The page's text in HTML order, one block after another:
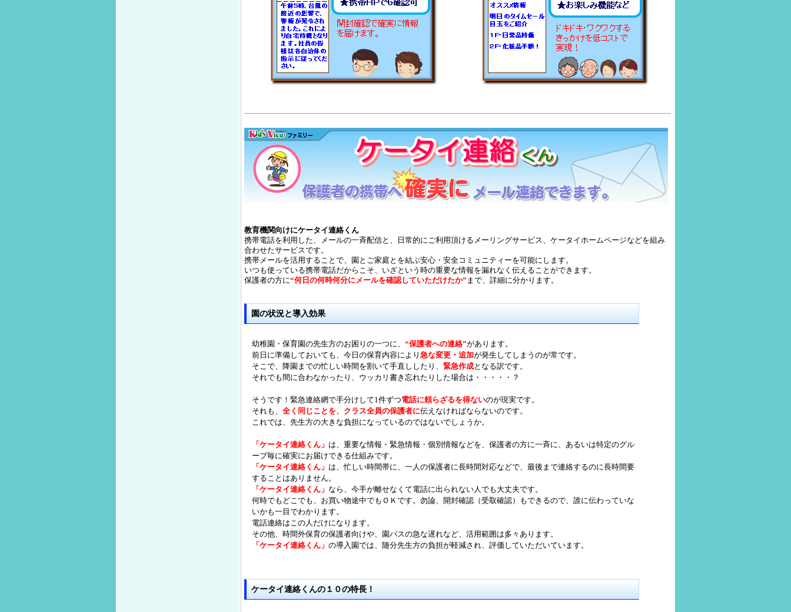
教育機関向けにケータイ連絡くん
携帯電話を利用した、メールの一斉配信と、日常的にご利用頂けるメーリングサービス、ケータイホームページなどを組み
合わせたサービスです。
携帯メールを活用することで、園とご家庭とを結ぶ安心・安全コミュニティーを可能にします。
いつも使っている携帯電話だからこそ、いざという時の重要な情報を漏れなく伝えることができます。
保護者の方に“何日の何時何分にメールを確認していただけたか” まで、詳細に分かります。
園の状況と導入効果
幼稚園・保育園の先生方のお困りの一つに、 “保護者への連絡”があります。
前日に準備しておいても、今日の保育内容により 急な変更・追加が発生してしまうのが常です。
そこで、降園までの忙しい時間を割いて手直ししたり、 緊急作成となる訳です。
それでも間に合わなかったり、ウッカリ書き忘れたりした場合は・・・・・？
そうです！緊急連絡網で手分けして1件ずつ電話に頼らざるを得ないのが現実です。
それも、 全く同じことを、クラス全員の保護者に伝えなければならないのです。
これでは、先生方の大きな負担になっているのではないでしょうか。
「ケータイ連絡くん」 は、重要な情報・緊急情報・個別情報などを、保護者の方に一斉に、あるいは特定のグル
ープ毎に確実にお届けできる仕組みです。
「ケータイ連絡くん」 は、忙しい時間帯に、一人の保護者に長時間対応などで、最後まで連絡するのに長時間要
することはありません。
「ケータイ連絡くん」 なら、今手が離せなくて電話に出られない人でも大丈夫です。
何時でもどこでも、お買い物途中でもＯＫです。勿論、開封確認（受取確認）もできるので、誰に伝わっていな
いかも一目でわかります。
電話連絡はこの人だけになります。
その他、時間外保育の保護者向けや、園バスの急な遅れなど、活用範囲は多々あります。
「ケータイ連絡くん」 の導入園では、随分先生方の負担が軽減され、評価していただいています。
ケータイ連絡くんの１０の特長！